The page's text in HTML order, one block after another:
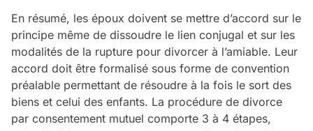
En résumé, les époux doivent se mettre d’accord sur le
principe même de dissoudre le lien conjugal et sur les
modalités de la rupture pour divorcer à l’amiable. Leur
accord doit être formalisé sous forme de convention
préalable permettant de résoudre à la fois le sort des
biens et celui des enfants. La procédure de divorce
par consentement mutuel comporte 3 à 4 étapes,